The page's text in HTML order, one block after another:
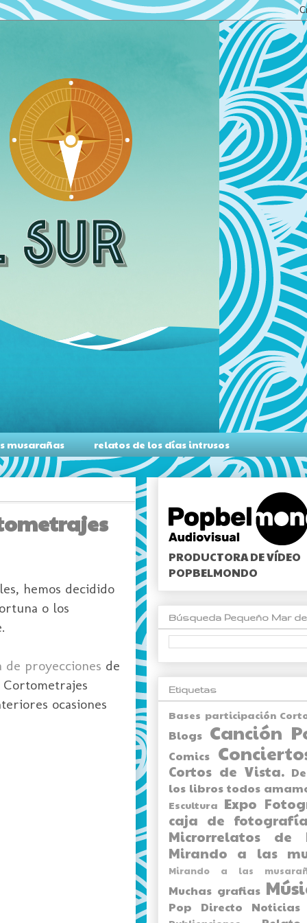
musarañas relatos de los días intrusos
hemos decidido
o los
proyecciones de
ocasiones
PRODUCTORA DE VÍDEO
POPBELMONDO
Búsqueda Pequeño Mar
Etiquetas
Bases participación
Blogs Canción
Comics
Cortos de Vista.
los libros todos
Escultura Expo
caja de
Microrrelatos de
Mirando a las
Mirando a las
Muchas grafias
Pop Directo Noticias